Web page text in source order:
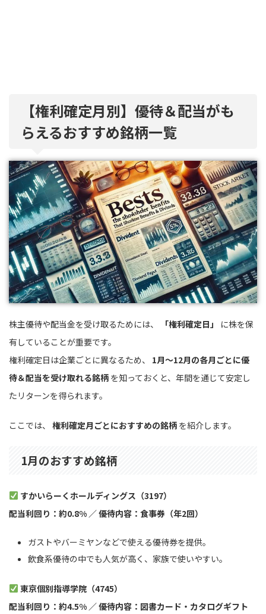
【権利確定月別】優待＆配当がも
らえるおすすめ銘柄一覧
株主優待や配当金を受け取るためには、 「権利確定日」
に株を保
有していることが重要です。
権利確定日は企業ごとに異なるため、 1月〜12月の各月ごとに優
待＆配当を受け取れる銘柄 を知っておくと、年間を通じて安定し
たリターンを得られます。
ここでは、 権利確定月ごとにおすすめの銘柄 を紹介します。
1月のおすすめ銘柄
すかいらーくホールディングス（3197）
配当利回り：約0.8% ／ 優待内容：食事券（年2回）
ガストやバーミヤンなどで使える優待券を提供。
飲食系優待の中でも人気が高く、家族で使いやすい。
東京個別指導学院（4745）
配当利回り：約4.5% ／ 優待内容：図書カード・カタログギフト